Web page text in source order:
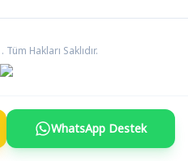
. Tüm Hakları Saklıdır.
WhatsApp Destek